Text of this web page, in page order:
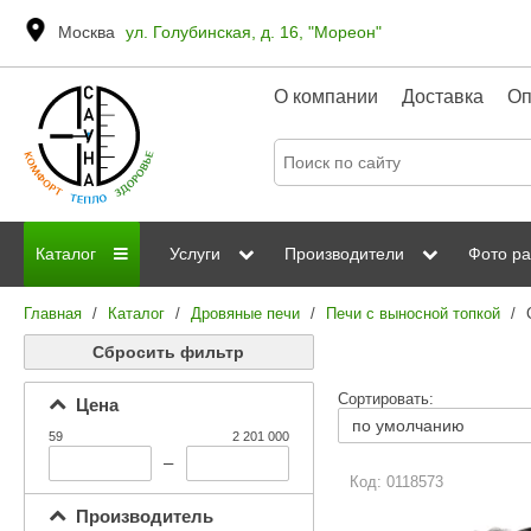
Москва ул. Голубинская, д. 16, "Мореон"
О компании Доставка
Каталог
Дровяные печи
Электрические печи
Услуги
Сауны
ИК сауны
Производители
Grandis
Kastor Sawo
Steam and Water
Фото
Главная / Каталог / Дровяные печи / Печи с выносной топкой /
Сбросить фильтр
Цена
59
–
2 201 000
Производитель
Сортировать:
Код: 0118573